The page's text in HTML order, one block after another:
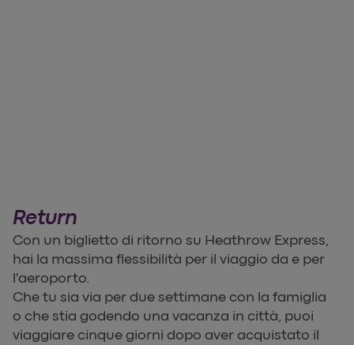
Return
Con un biglietto di ritorno su Heathrow Express,
hai la massima flessibilità per il viaggio da e per
l'aeroporto.
Che tu sia via per due settimane con la famiglia
o che stia godendo una vacanza in città, puoi
viaggiare cinque giorni dopo aver acquistato il